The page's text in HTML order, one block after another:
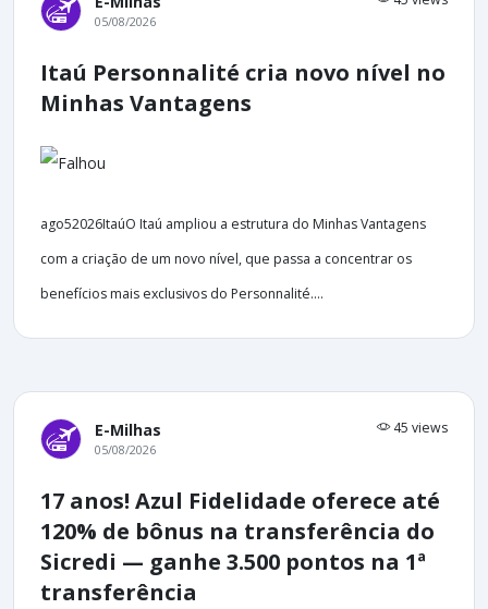
05/08/2026
Itaú Personnalité cria novo nível no
Minhas Vantagens
ago52026ItaúO Itaú ampliou a estrutura do Minhas Vantagens
com a criação de um novo nível, que passa a concentrar os
benefícios mais exclusivos do Personnalité....
E-Milhas 45 views
05/08/2026
17 anos! Azul Fidelidade oferece até
120% de bônus na transferência do
Sicredi — ganhe 3.500 pontos na 1ª
transferência